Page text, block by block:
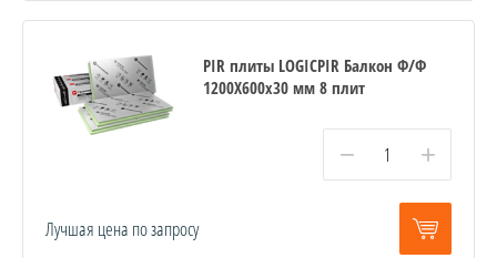
PIR плиты LOGICPIR Балкон Ф/Ф
1200Х600х30 мм 8 плит
− +
Лучшая цена по запросу